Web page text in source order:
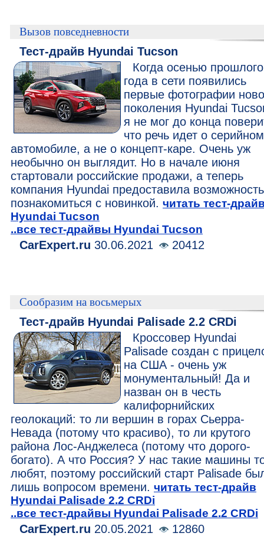
Вызов повседневности
Тест-драйв Hyundai Tucson
Когда осенью прошлого
года в сети появились
первые фотографии
поколения Hyundai
я не мог до конца
что речь идет о серийном
автомобиле, а не о концепт-каре. Очень уж
необычно он выглядит. Но в начале июня
стартовали российские продажи, а теперь
компания Hyundai предоставила возможность
познакомиться с новинкой. читать тест-
Hyundai Tucson
..все тест-драйвы Hyundai Tucson
CarExpert.ru 30.06.2021 20412
Cообразим на восьмерых
Тест-драйв Hyundai Palisade 2.2 CRDi
Кроссовер Hyundai
Palisade создан с
на США - очень уж
монументальный! Да и
назван он в честь
калифорнийских
геолокаций: то ли вершин в горах Сьерра-
Невада (потому что красиво), то ли крутого
района Лос-Анджелеса (потому что дорого-
богато). А что Россия? У нас такие машины
любят, поэтому российский старт Palisade
лишь вопросом времени. читать тест-драйв
Hyundai Palisade 2.2 CRDi
..все тест-драйвы Hyundai Palisade 2.2 CRDi
CarExpert.ru 20.05.2021 12860